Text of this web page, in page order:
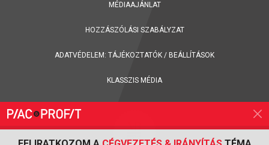
MÉDIAAJÁNLAT
HOZZÁSZÓLÁSI SZABÁLYZAT
ADATVÉDELEM: TÁJÉKOZTATÓK / BEÁLLÍTÁSOK
KLASSZIS MÉDIA